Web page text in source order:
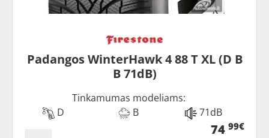
Padangos WinterHawk 4 88 T XL (D B
B 71dB)
Tinkamumas modeliams:
D
B 71dB
74 99€